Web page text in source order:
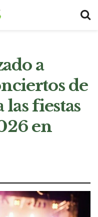
a
de
las fiestas
en